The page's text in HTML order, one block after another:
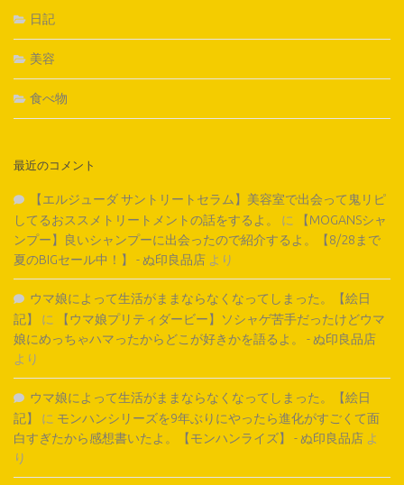
日記
美容
食べ物
最近のコメント
【エルジューダ サントリートセラム】美容室で出会って鬼リピ
してるおススメトリートメントの話をするよ。
に
【MOGANSシャ
ンプー】良いシャンプーに出会ったので紹介するよ。【8/28まで
夏のBIGセール中！】 - ぬ印良品店 より
ウマ娘によって生活がままならなくなってしまった。【絵日
記】
に
【ウマ娘プリティダービー】ソシャゲ苦手だったけどウマ
娘にめっちゃハマったからどこが好きかを語るよ。 - ぬ印良品店
より
ウマ娘によって生活がままならなくなってしまった。【絵日
記】
に モンハンシリーズを9年ぶりにやったら進化がすごくて面
白すぎたから感想書いたよ。【モンハンライズ】 - ぬ印良品店 よ
り